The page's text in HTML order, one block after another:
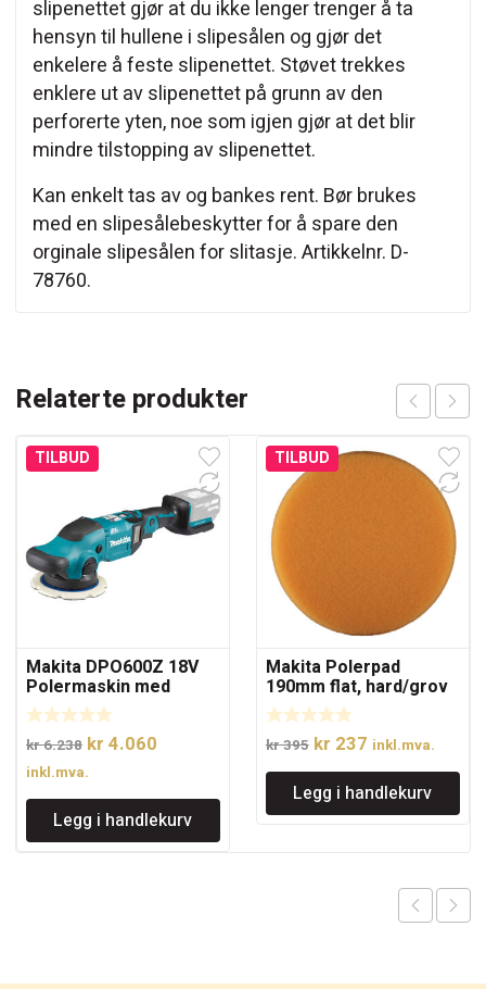
slipenettet gjør at du ikke lenger trenger å ta
hensyn til hullene i slipesålen og gjør det
enkelere å feste slipenettet. Støvet trekkes
enklere ut av slipenettet på grunn av den
perforerte yten, noe som igjen gjør at det blir
mindre tilstopping av slipenettet.
Kan enkelt tas av og bankes rent. Bør brukes
med en slipesålebeskytter for å spare den
orginale slipesålen for slitasje. Artikkelnr. D-
78760.
Relaterte produkter
TILBUD
Makita DPO600Z 18V
Polermaskin med
børsteløs motor uten
batterier 150mm
kr6.238 Opprinnelig
pris
var:
kr 6.238.
kr 4.060
er:
kr 4.060.
inkl.mva.
Legg i handlekurv
TILBUD
Makita Polerpad
190mm flat, hard/grov
kr395 Opprinnelig
pris
var:
kr 395.
kr 237Nåværende
pris
er:
kr 237.
inkl.mva.
Legg i handlekurv